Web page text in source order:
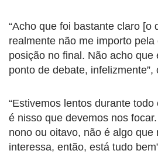
“Acho que foi bastante claro [o
realmente não me importo
posição no final. Não acho que
ponto de debate, infelizmente”,
“Estivemos lentos durante
é nisso que devemos nos
nono ou oitavo, não é algo que
interessa, então, está tudo